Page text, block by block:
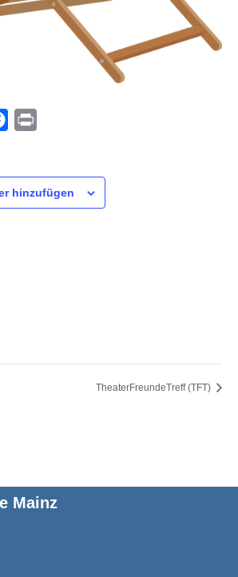
Facebook
hinzufügen
TheaterFreundeTreff (TFT)
Mainz